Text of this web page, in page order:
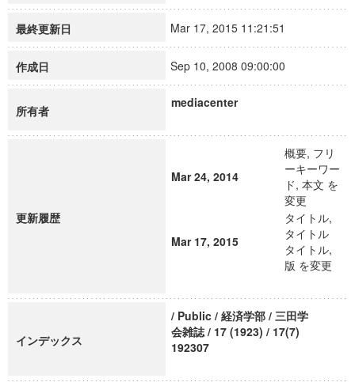
最終更新日 Mar 17, 2015 11:21:51
作成日 Sep 10, 2008 09:00:00
所有者
mediacenter
更新履歴
Mar 24, 2014
概要, フリ
ーキーワー
ド, 本文 を
変更
Mar 17, 2015
タイトル,
タイトル
タイトル,
版 を変更
インデックス
/ Public / 経済学部 / 三田学
会雑誌 / 17 (1923) / 17(7)
192307